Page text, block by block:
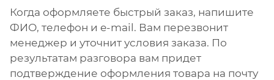
Когда оформляете быстрый заказ, напишите
ФИО, телефон и e-mail. Вам перезвонит
менеджер и уточнит условия заказа. По
результатам разговора вам придет
подтверждение оформления товара на почту